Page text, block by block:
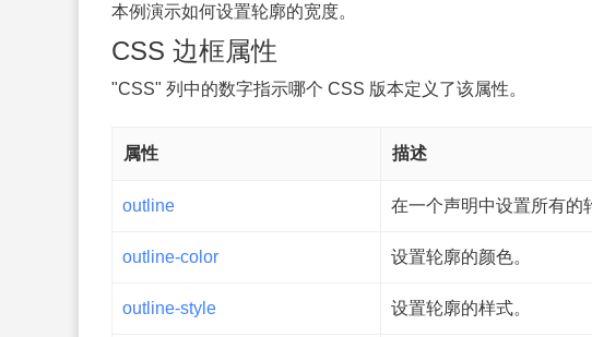
本例演示如何设置轮廓的宽度。
CSS 边框属性
"CSS" 列中的数字指示哪个 CSS 版本定义了该属性。
属性 描述
outline 在一个声明中设置所有的
outline-color 设置轮廓的颜色。
outline-style 设置轮廓的样式。